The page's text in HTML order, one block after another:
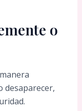
o
desaparecer,